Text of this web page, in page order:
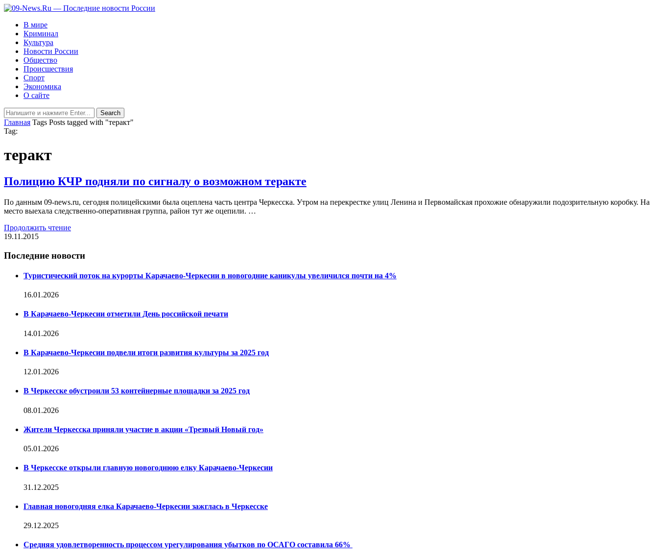
В мире
Криминал
Культура
Новости России
Общество
Происшествия
Спорт
Экономика
О сайте
Главная Tags Posts tagged with "теракт"
Tag:
теракт
Полицию КЧР подняли по сигналу о возможном теракте
По данным 09-news.ru, сегодня полицейскими была оцеплена часть центра Черкесска. Утром на перекрестке улиц Ленина и Первомайская прохожие обнаружили подозрительную коробку. На
место выехала следственно-оперативная группа, район тут же оцепили. …
Продолжить чтение
19.11.2015
Последние новости
Туристический поток на курорты Карачаево-Черкесии в новогодние каникулы увеличился почти на 4%
16.01.2026
В Карачаево-Черкесии отметили День российской печати
14.01.2026
В Карачаево-Черкесии подвели итоги развития культуры за 2025 год
12.01.2026
В Черкесске обустроили 53 контейнерные площадки за 2025 год
08.01.2026
Жители Черкесска приняли участие в акции «Трезвый Новый год»
05.01.2026
В Черкесске открыли главную новогоднюю елку Карачаево-Черкесии
31.12.2025
Главная новогодняя елка Карачаево-Черкесии зажглась в Черкесске
29.12.2025
Средняя удовлетворенность процессом урегулирования убытков по ОСАГО составила 66%